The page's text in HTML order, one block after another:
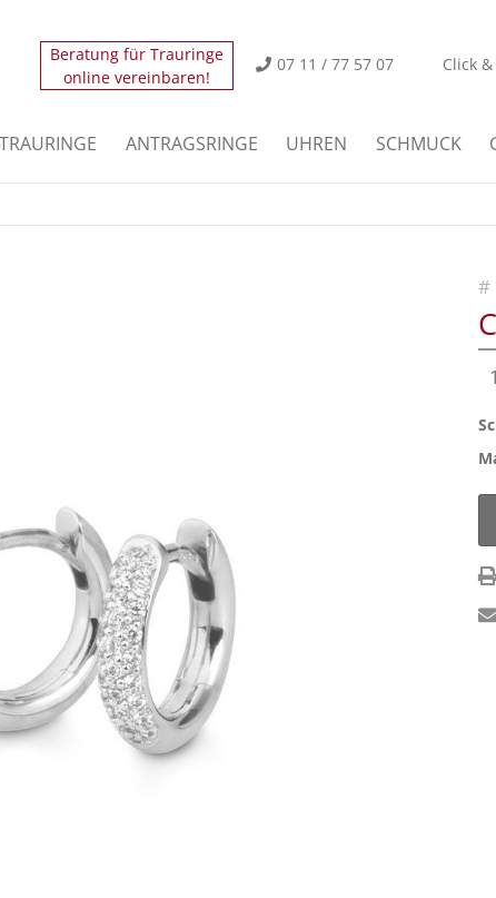
leider nicht.
Der Eintrag "offcanvas-col2"
leider nicht.
Click
07 11 / 77 57 07
Beratung für Trauringe
online vereinbaren!
TRAURINGE ANTRAGSRINGE UHREN SCHMUCK
#
1